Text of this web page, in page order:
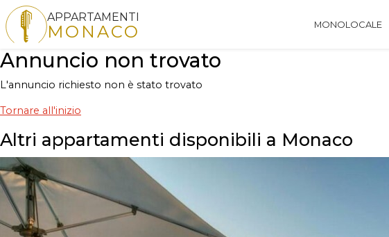
APPARTAMENTI
MONACO MONOLOCALE
Annuncio non trovato
L'annuncio richiesto non è stato trovato
Tornare all'inizio
Altri appartamenti disponibili a Monaco